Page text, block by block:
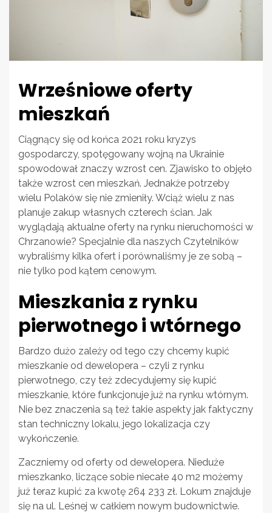
Wrześniowe oferty
mieszkań
Ciągnący się od końca 2021 roku kryzys
gospodarczy, spotęgowany wojną na Ukrainie
spowodował znaczy wzrost cen. Zjawisko to objęło
także wzrost cen mieszkań. Jednakże potrzeby
wielu Polaków się nie zmieniły. Wciąż wielu z nas
planuje zakup własnych czterech ścian. Jak
wyglądają aktualne oferty na rynku nieruchomości w
Chrzanowie? Specjalnie dla naszych Czytelników
wybraliśmy kilka ofert i porównaliśmy je ze sobą –
nie tylko pod kątem cenowym.
Mieszkania z rynku
pierwotnego i wtórnego
Bardzo dużo zależy od tego czy chcemy kupić
mieszkanie od dewelopera – czyli z rynku
pierwotnego, czy też zdecydujemy się kupić
mieszkanie, które funkcjonuje już na rynku wtórnym.
Nie bez znaczenia są też takie aspekty jak faktyczny
stan techniczny lokalu, jego lokalizacja czy
wykończenie.
Zaczniemy od oferty od dewelopera. Nieduże
mieszkanko, liczące sobie niecałe 40 m2 możemy
już teraz kupić za kwotę 264 233 zł. Lokum znajduje
się na ul. Leśnej w całkiem nowym budownictwie.